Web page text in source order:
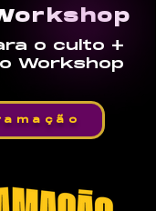
o culto +
Workshop